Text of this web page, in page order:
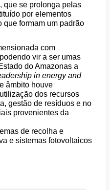
que se prolonga pelas
por elementos
que formam um padrão
com
vir a ser umas
do Amazonas a
in energy and
âmbito houve
dos recursos
gestão de resíduos e no
provenientes da
de recolha e
e sistemas fotovoltaicos